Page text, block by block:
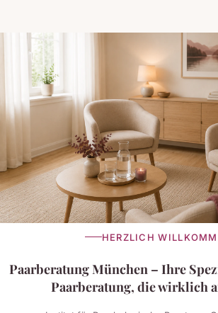
HERZLICH
Paarberatung München – Ihre
Paarberatung, die wirklich